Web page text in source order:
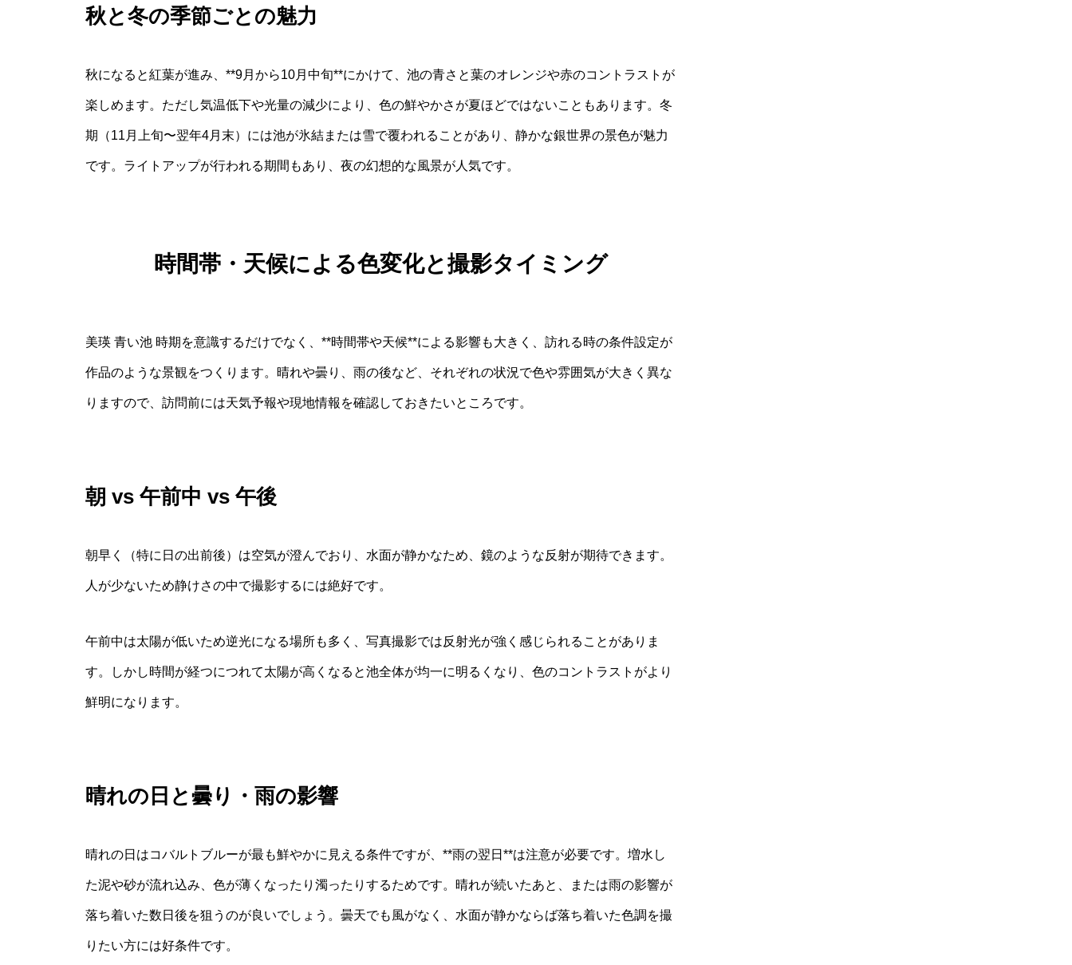
秋と冬の季節ごとの魅力
秋になると紅葉が進み、**9月から10月中旬**にかけて、池の青さと葉のオレンジや赤のコントラストが
楽しめます。ただし気温低下や光量の減少により、色の鮮やかさが夏ほどではないこともあります。冬
期（11月上旬〜翌年4月末）には池が氷結または雪で覆われることがあり、静かな銀世界の景色が魅力
です。ライトアップが行われる期間もあり、夜の幻想的な風景が人気です。
時間帯・天候による色変化と撮影タイミング
美瑛 青い池 時期を意識するだけでなく、**時間帯や天候**による影響も大きく、訪れる時の条件設定が
作品のような景観をつくります。晴れや曇り、雨の後など、それぞれの状況で色や雰囲気が大きく異な
りますので、訪問前には天気予報や現地情報を確認しておきたいところです。
朝 vs 午前中 vs 午後
朝早く（特に日の出前後）は空気が澄んでおり、水面が静かなため、鏡のような反射が期待できます。
人が少ないため静けさの中で撮影するには絶好です。
午前中は太陽が低いため逆光になる場所も多く、写真撮影では反射光が強く感じられることがありま
す。しかし時間が経つにつれて太陽が高くなると池全体が均一に明るくなり、色のコントラストがより
鮮明になります。
晴れの日と曇り・雨の影響
晴れの日はコバルトブルーが最も鮮やかに見える条件ですが、**雨の翌日**は注意が必要です。増水し
た泥や砂が流れ込み、色が薄くなったり濁ったりするためです。晴れが続いたあと、または雨の影響が
落ち着いた数日後を狙うのが良いでしょう。曇天でも風がなく、水面が静かならば落ち着いた色調を撮
りたい方には好条件です。